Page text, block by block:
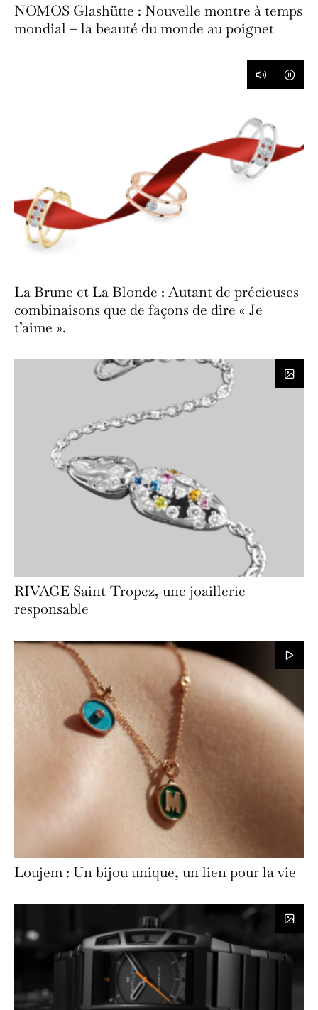
NOMOS Glashütte : Nouvelle montre à temps
mondial – la beauté du monde au poignet
La Brune et La Blonde : Autant de précieuses
combinaisons que de façons de dire « Je
t’aime ».
RIVAGE Saint-Tropez, une joaillerie
responsable
Loujem : Un bijou unique, un lien pour la vie